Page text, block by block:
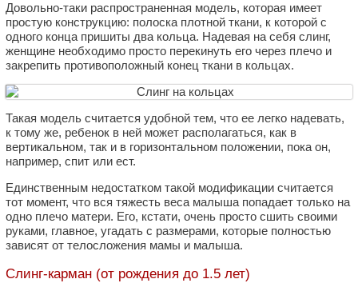
Довольно-таки распространенная модель, которая имеет
простую конструкцию: полоска плотной ткани, к которой с
одного конца пришиты два кольца. Надевая на себя слинг,
женщине необходимо просто перекинуть его через плечо и
закрепить противоположный конец ткани в кольцах.
Такая модель считается удобной тем, что ее легко надевать,
к тому же, ребенок в ней может располагаться, как в
вертикальном, так и в горизонтальном положении, пока он,
например, спит или ест.
Единственным недостатком такой модификации считается
тот момент, что вся тяжесть веса малыша попадает только на
одно плечо матери. Его, кстати, очень просто сшить своими
руками, главное, угадать с размерами, которые полностью
зависят от телосложения мамы и малыша.
Слинг-карман (от рождения до 1.5 лет)